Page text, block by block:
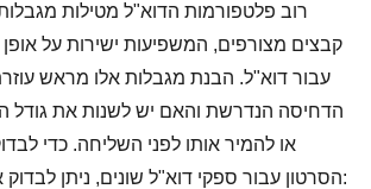
רוב פלטפורמות הדוא"ל מטילות
קבצים מצורפים, המשפיעות ישירות על
עבור דוא"ל. הבנת מגבלות אלו מראש
הדחיסה הנדרשת והאם יש לשנות את גודל
או להמיר אותו לפני השליחה. כדי
הסרטון עבור ספקי דוא"ל שונים, ניתן לבדוק את הטבלה שלהלן: